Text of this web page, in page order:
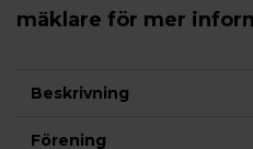
mäklare för mer
Beskrivning
Förening